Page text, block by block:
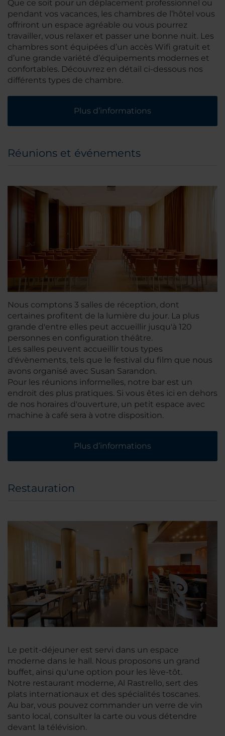
Que ce soit pour un déplacement professionnel ou
pendant vos vacances, les chambres de l’hôtel vous
offriront un espace agréable ou vous pourrez
travailler, vous relaxer et passer une bonne nuit. Les
chambres sont équipées d’un accès Wifi gratuit et
d’une grande variété d’équipements modernes et
confortables. Découvrez en détail ci-dessous nos
différents types de chambre.
Plus d’informations
Réunions et événements
Nous comptons 3 salles de réception, dont
certaines profitent de la lumière du jour. La plus
grande d'entre elles peut accueillir jusqu'à 120
personnes en configuration théâtre.
Les salles peuvent accueillir tous types
d'évènements, tels que le festival du film que nous
avons organisé avec Susan Sarandon.
Pour les réunions informelles, notre bar est un
endroit des plus pratiques. Si vous êtes ici en dehors
de nos horaires d'ouverture, un petit espace avec
machine à café sera à votre disposition.
Plus d’informations
Restauration
Le petit-déjeuner est servi dans un espace
moderne dans le hall. Nous proposons un grand
buffet, ainsi qu'une option pour les lève-tôt.
Notre restaurant moderne, Al Rastrello, sert des
plats internationaux et des spécialités toscanes.
Au bar, vous pouvez commander un verre de vin
santo local, consulter la carte ou vous détendre
devant la télévision.